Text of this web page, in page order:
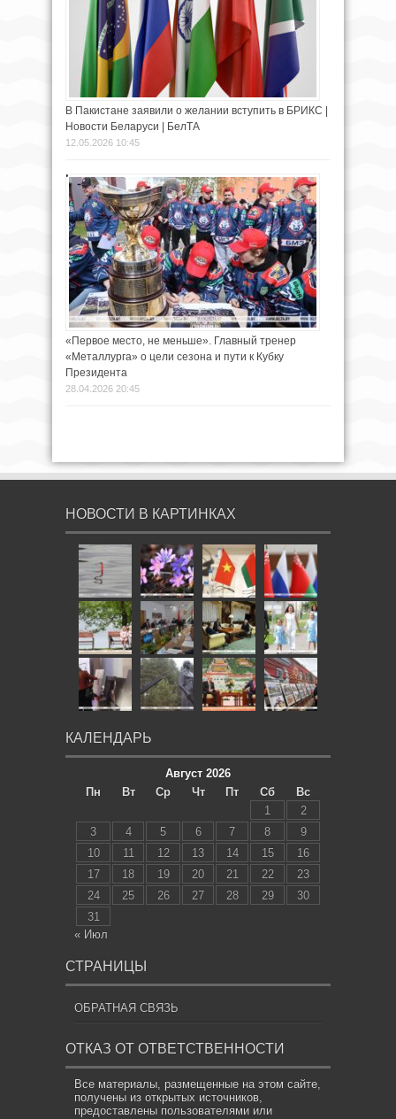
В Пакистане заявили о желании вступить в БРИКС |
Новости Беларуси | БелТА
12.05.2026 10:45
«Первое место, не меньше». Главный тренер
«Металлурга» о цели сезона и пути к Кубку
Президента
28.04.2026 20:45
НОВОСТИ В КАРТИНКАХ
КАЛЕНДАРЬ
Август 2026
Пн
Вт Ср Чт Пт Сб
Вс
1
2
3
4 5 6 7 8
9
10
11 12 13 14 15
16
17
18 19 20 21 22
23
24
25 26 27 28 29
30
31
« Июл
СТРАНИЦЫ
ОБРАТНАЯ СВЯЗЬ
ОТКАЗ ОТ ОТВЕТСТВЕННОСТИ
Все материалы, размещенные на этом сайте,
получены из открытых источников,
предоставлены пользователями или